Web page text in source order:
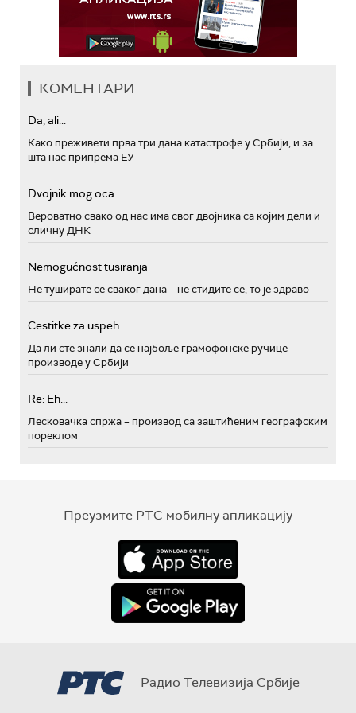
КОМЕНТАРИ
Da, ali...
Како преживети прва три дана катастрофе у Србији, и за
шта нас припрема ЕУ
Dvojnik mog oca
Вероватно свако од нас има свог двојника са којим дели и
сличну ДНК
Nemogućnost tusiranja
Не туширате се сваког дана – не стидите се, то је здраво
Cestitke za uspeh
Да ли сте знали да се најбоље грамофонске ручице
производе у Србији
Re: Eh...
Лесковачка спржа – производ са заштићеним географским
пореклом
Преузмите РТС мобилну апликацију
Радио Телевизија Србије